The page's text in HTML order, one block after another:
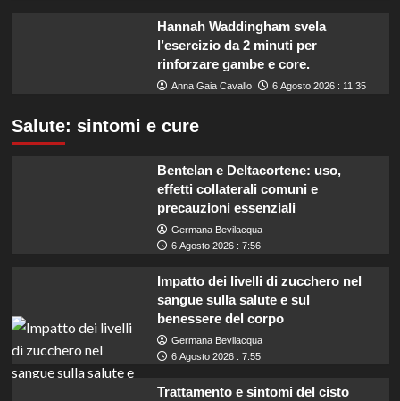
Hannah Waddingham svela
l’esercizio da 2 minuti per
rinforzare gambe e core.
Anna Gaia Cavallo 6 Agosto 2026 : 11:35
Salute: sintomi e cure
Bentelan e Deltacortene: uso,
effetti collaterali comuni e
precauzioni essenziali
Germana Bevilacqua
6 Agosto 2026 : 7:56
Impatto dei livelli di zucchero nel
sangue sulla salute e sul
benessere del corpo
Germana Bevilacqua
6 Agosto 2026 : 7:55
Trattamento e sintomi del cisto